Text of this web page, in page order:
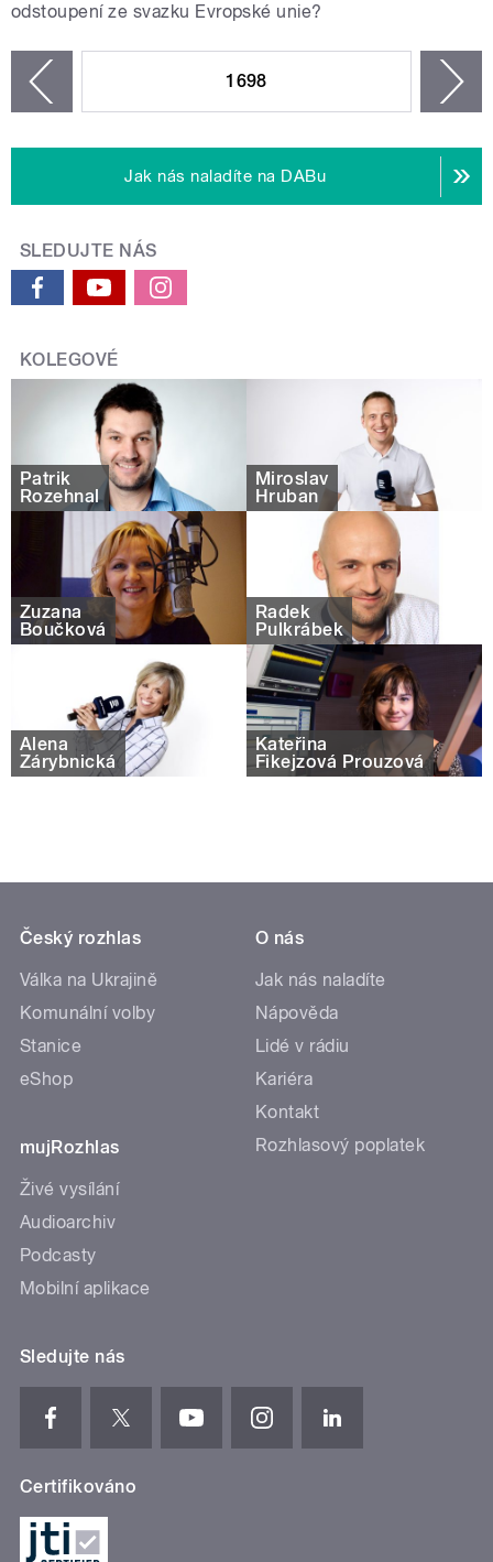
odstoupení ze svazku Evropské unie?
1698
Jak nás naladíte na DABu
SLEDUJTE NÁS
KOLEGOVÉ
Patrik
Rozehnal
Miroslav
Hruban
Zuzana
Boučková
Radek
Pulkrábek
Alena
Zárybnická
Kateřina
Fikejzová Prouzová
Český rozhlas
Válka na Ukrajině
Komunální volby
Stanice
eShop
mujRozhlas
Živé vysílání
Audioarchiv
Podcasty
Mobilní aplikace
O nás
Jak nás naladíte
Nápověda
Lidé v rádiu
Kariéra
Kontakt
Rozhlasový poplatek
Sledujte nás
Certifikováno